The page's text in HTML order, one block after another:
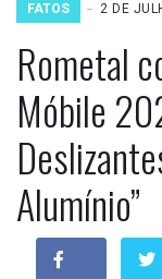
FATOS 2 DE
Rometal
Móbile
Alumínio”